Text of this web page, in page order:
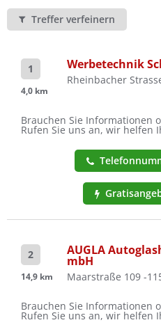
Treffer verfeinern
1
4,0 km
Werbetechnik
Rheinbacher
Brauchen Sie Informationen
Rufen Sie uns an, wir helfen
2
14,9 km
AUGLA
mbH
Maarstraße 109 -
Brauchen Sie Informationen
Rufen Sie uns an, wir helfen